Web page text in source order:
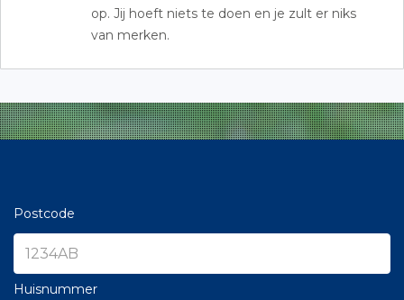
op. Jij hoeft niets te doen en je zult er niks
van merken.
Postcode
Huisnummer